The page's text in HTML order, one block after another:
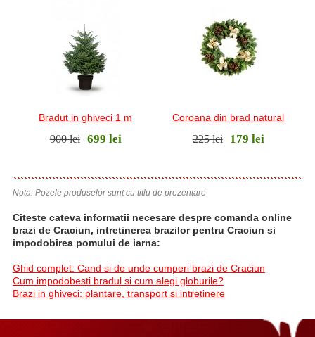
Bradut in ghiveci 1 m
900 lei 699 lei
Coroana din brad natural
225 lei 179 lei
Nota: Pozele produselor sunt cu titlu de prezentare
Citeste cateva informatii necesare despre comanda online
brazi de Craciun, intretinerea brazilor pentru Craciun si
impodobirea pomului de iarna:
Ghid complet: Cand si de unde cumperi brazi de Craciun
Cum impodobesti bradul si cum alegi globurile?
Brazi in ghiveci: plantare, transport si intretinere